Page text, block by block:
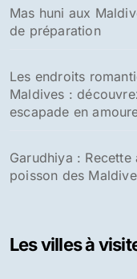
Mas huni aux
de préparation
Les endroits
Maldives :
escapade en
Garudhiya :
poisson des
Les villes à